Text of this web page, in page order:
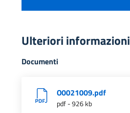
Ulteriori informazioni
Documenti
O0021009.pdf
pdf - 926 kb